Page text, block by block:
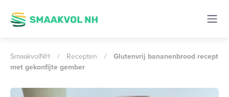
SmaakvolNH / Recepten /
Glutenvrij bananenbrood recept
met gekonfijte gember